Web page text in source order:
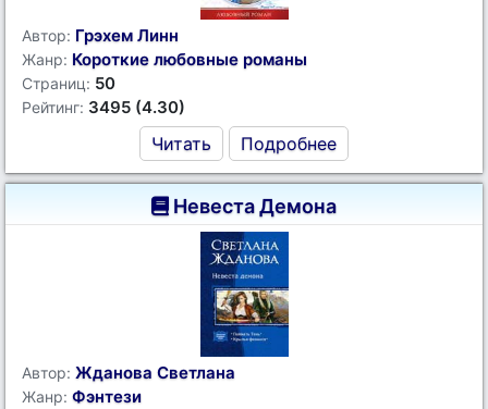
Автор: Грэхем Линн
Жанр: Короткие любовные романы
Страниц: 50
Рейтинг: 3495 (4.30)
Читать Подробнее
Невеста Демона
Автор: Жданова Светлана
Жанр: Фэнтези